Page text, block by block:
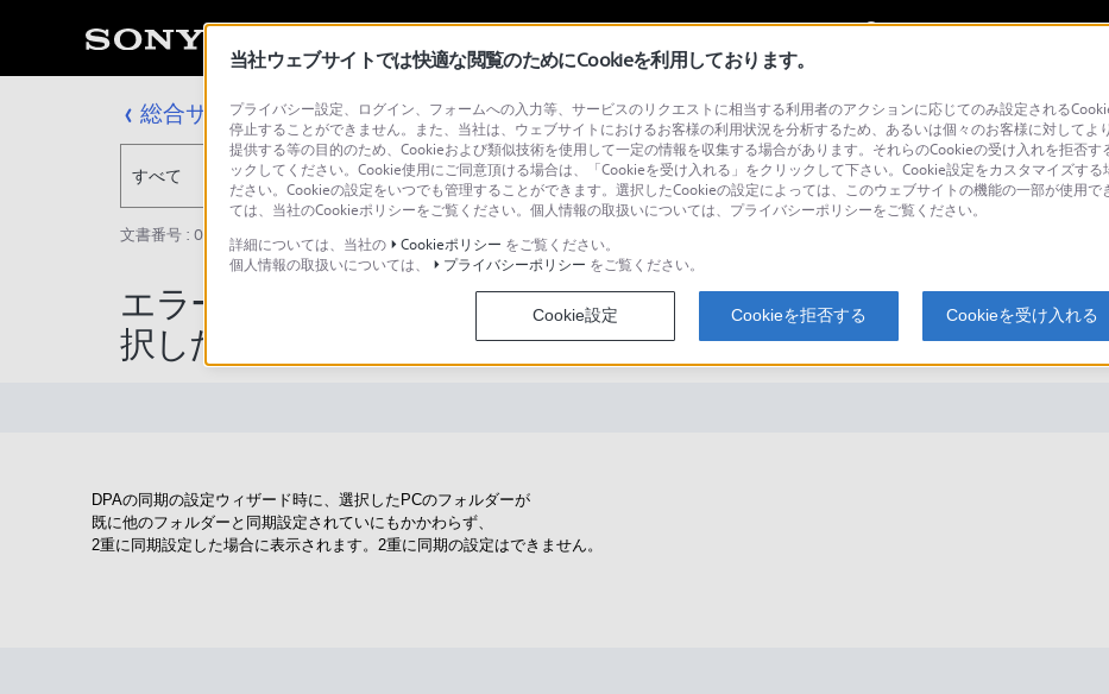
総合サポート・お問い合わせ
すべて 検索
文書番号 : 00248074 / 最終更新日 : 2025/03/11
エラーコード 2C-0000-0000 同期先フォルダーを設定できませ
択したフォルダーは既に同期先フォルダーに設定されています
DPAの同期の設定ウィザード時に、選択したPCのフォルダーが
既に他のフォルダーと同期設定されていにもかかわらず、
2重に同期設定した場合に表示されます。2重に同期の設定はできません。
当社ウェブサイトでは快適な閲覧のためにCookieを利用しております。
プライバシー設定、ログイン、フォームへの入力等、サービスのリクエストに相当する利用者のアクションに応じてのみ設定される
停止することができません。また、当社は、ウェブサイトにおけるお客様の利用状況を分析するため、あるいは個々のお客様に対してよ
提供する等の目的のため、Cookieおよび類似技術を使用して一定の情報を収集する場合があります。それらのCookieの受け入れを拒否す
ックしてください。Cookie使用にご同意頂ける場合は、「Cookieを受け入れる」をクリックして下さい。Cookie設定をカスタマイズす
ださい。Cookieの設定をいつでも管理することができます。選択したCookieの設定によっては、このウェブサイトの機能の一部が使用
ては、当社のCookieポリシーをご覧ください。個人情報の取扱いについては、プライバシーポリシーをご覧ください。
詳細については、当社の
Cookieポリシー をご覧ください。
個人情報の取扱いについては、
プライバシーポリシー をご覧ください。
Cookie設定 Cookieを拒否する Cookieを受け入れる